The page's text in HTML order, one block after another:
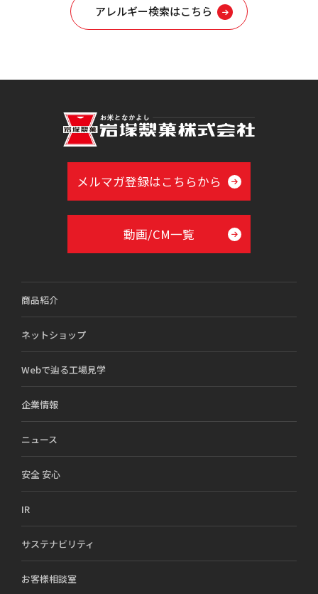
アレルギー検索はこちら
メルマガ登録はこちらから
動画/CM一覧
商品紹介
ネットショップ
Webで辿る工場見学
企業情報
ニュース
安全 安心
IR
サステナビリティ
お客様相談室